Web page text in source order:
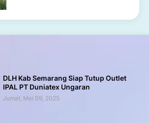
DLH Kab Semarang Siap Tutup Outlet
IPAL PT Duniatex Ungaran
Jumat, Mei 09, 2025